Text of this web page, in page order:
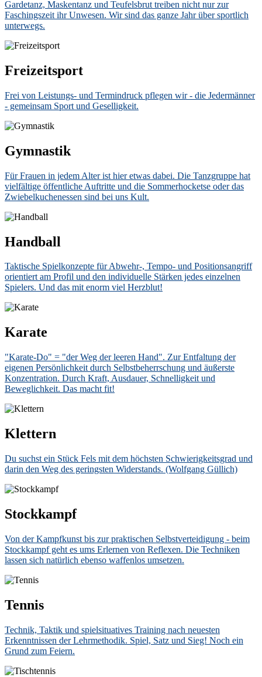
Gardetanz, Maskentanz und Teufelsbrut treiben nicht nur zur
Faschingszeit ihr Unwesen. Wir sind das ganze Jahr über sportlich
unterwegs.
Freizeitsport
Frei von Leistungs- und Termindruck pflegen wir - die Jedermänner
- gemeinsam Sport und Geselligkeit.
Gymnastik
Für Frauen in jedem Alter ist hier etwas dabei. Die Tanzgruppe hat
vielfältige öffentliche Auftritte und die Sommerhocketse oder das
Zwiebelkuchenessen sind bei uns Kult.
Handball
Taktische Spielkonzepte für Abwehr-, Tempo- und Positionsangriff
orientiert am Profil und den individuelle Stärken jedes einzelnen
Spielers. Und das mit enorm viel Herzblut!
Karate
"Karate-Do" = "der Weg der leeren Hand". Zur Entfaltung der
eigenen Persönlichkeit durch Selbstbeherrschung und äußerste
Konzentration. Durch Kraft, Ausdauer, Schnelligkeit und
Beweglichkeit. Das macht fit!
Klettern
Du suchst ein Stück Fels mit dem höchsten Schwierigkeitsgrad und
darin den Weg des geringsten Widerstands. (Wolfgang Güllich)
Stockkampf
Von der Kampfkunst bis zur praktischen Selbstverteidigung - beim
Stockkampf geht es ums Erlernen von Reflexen. Die Techniken
lassen sich natürlich ebenso waffenlos umsetzen.
Tennis
Technik, Taktik und spielsituatives Training nach neuesten
Erkenntnissen der Lehrmethodik. Spiel, Satz und Sieg! Noch ein
Grund zum Feiern.